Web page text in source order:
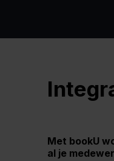
Met bookU
al je